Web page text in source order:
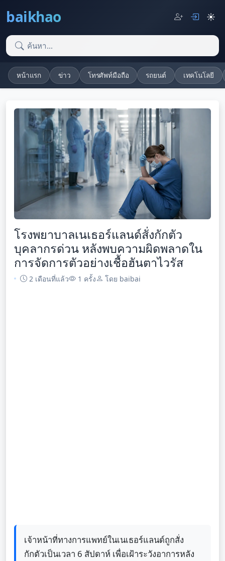
baikhao ☀️
หน้าแรก ข่าว โทรศัพท์มือถือ รถยนต์ เทคโนโลยี
โรงพยาบาลเนเธอร์แลนด์สั่งกักตัว
บุคลากรด่วน หลังพบความผิดพลาดใน
การจัดการตัวอย่างเชื้อฮันตาไวรัส
2 เดือนที่แล้ว 1 ครั้ง โดย baibai
เจ้าหน้าที่ทางการแพทย์ในเนเธอร์แลนด์ถูกสั่ง
กักตัวเป็นเวลา 6 สัปดาห์ เพื่อเฝ้าระวังอาการหลัง